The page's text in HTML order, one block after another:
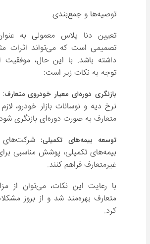
توصیه‌ها و جمع‌بندی
تعیین دنا پلاس معمولی به
تصمیمی است که می‌تواند اثرات
داشته باشد. با این حال، موفقیت
توجه به نکات زیر است:
بازنگری دوره‌ای معیار خودروی متعارف:
نرخ دیه و نوسانات بازار خودرو،
متعارف به صورت دوره‌ای بازنگری
توسعه بیمه‌های تکمیلی: شرکت‌های
بیمه‌های تکمیلی، پوشش مناسبی
غیرمتعارف فراهم کنند.
با رعایت این نکات، می‌توان از
متعارف بهره‌مند شد و از بروز
کرد.